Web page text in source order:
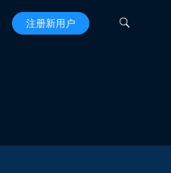
注册新用户 